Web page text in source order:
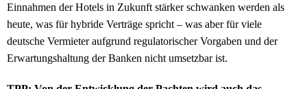
Einnahmen der Hotels in Zukunft stärker schwanken werden als
heute, was für hybride Verträge spricht – was aber für viele
deutsche Vermieter aufgrund regulatorischer Vorgaben und der
Erwartungshaltung der Banken nicht umsetzbar ist.